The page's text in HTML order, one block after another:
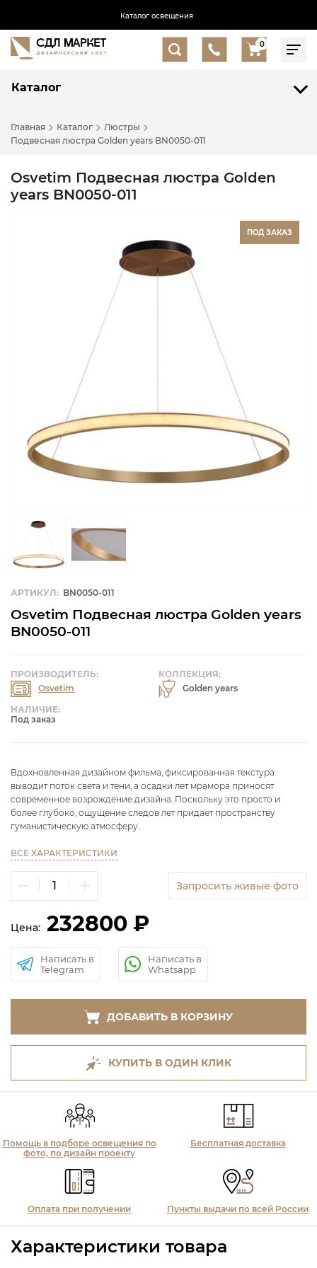
Каталог освещения
0
Каталог
Главная Каталог
Люстры
Подвесная люстра Golden years BN0050-011
Osvetim Подвесная люстра Golden
years BN0050-011
ПОД ЗАКАЗ
АРТИКУЛ: BN0050-011
Osvetim Подвесная люстра Golden years
BN0050-011
НАЛИЧИЕ:
Под заказ
КОЛЛЕКЦИЯ:
Golden years
ПРОИЗВОДИТЕЛЬ:
Osvetim
Вдохновленная дизайном фильма, фиксированная текстура
выводит поток света и тени, а осадки лет мрамора приносят
современное возрождение дизайна. Поскольку это просто и
более глубоко, ощущение следов лет придает пространству
гуманистическую атмосферу.
ВСЕ ХАРАКТЕРИСТИКИ
Запросить живые фото
Цена: 232800 ₽
Написать в
Telegram
Написать в
Whatsapp
ДОБАВИТЬ В КОРЗИНУ
КУПИТЬ В ОДИН КЛИК
Помощь в подборе освещения по
фото, по дизайн проекту
Бесплатная доставка
Оплата при получении Пункты выдачи по всей России
Характеристики товара